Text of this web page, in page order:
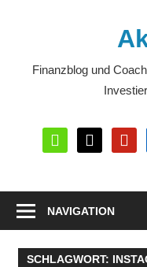
Finanzblog und
wikipedia
NAVIGATION
SCHLAGWORT: